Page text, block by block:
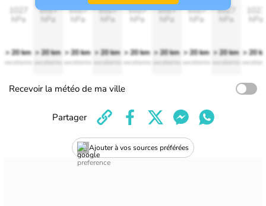
hPa
> 20 km
excellente
1027
hPa
> 20 km
excellente
1027
hPa
> 20 km
excellente
1027
hPa
> 20 km
excellente
1027
hPa
> 20 km
excellente
1027
hPa
> 20 km
excellente
1027
hPa
> 20 km
excellente
1027
hPa
> 20 km
excellente
hPa
> 20
Recevoir la météo de ma ville
Ajouter à vos sources préférées
Partager